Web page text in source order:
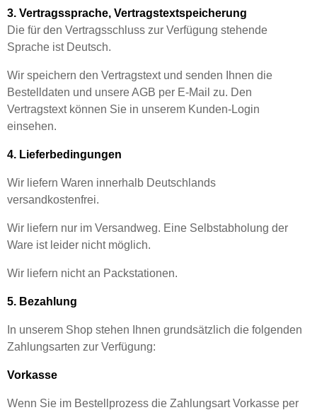
3. Vertragssprache, Vertragstextspeicherung
Die für den Vertragsschluss zur Verfügung stehende
Sprache ist Deutsch.
Wir speichern den Vertragstext und senden Ihnen die
Bestelldaten und unsere AGB per E-Mail zu. Den
Vertragstext können Sie in unserem Kunden-Login
einsehen.
4. Lieferbedingungen
Wir liefern Waren innerhalb Deutschlands
versandkostenfrei.
Wir liefern nur im Versandweg. Eine Selbstabholung der
Ware ist leider nicht möglich.
Wir liefern nicht an Packstationen.
5. Bezahlung
In unserem Shop stehen Ihnen grundsätzlich die folgenden
Zahlungsarten zur Verfügung:
Vorkasse
Wenn Sie im Bestellprozess die Zahlungsart Vorkasse per